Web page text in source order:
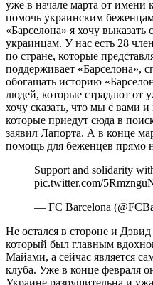
уже в начале марта от имени
помочь украинским
«Барселона» я хочу
украинцам. У нас есть 28
по стране, которые
поддерживает «Барселона»,
обогащать историю
людей, которые страдают от
хочу сказать, что мы с вами
которые приедут сюда в
заявил Лапорта. А в конце
помощь для беженцев прямо
Support and solidarity
pic.twitter.com/
— FC Barcelona
Не остался в стороне и
который был главным
Майами, а сейчас является
клуба. Уже в конце февраля
Украине разрушительна и